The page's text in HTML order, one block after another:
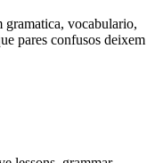
gramatica, vocabulario,
pares confusos deixem